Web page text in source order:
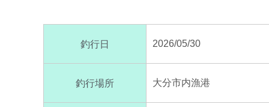
釣行日 2026/05/30
釣行場所 大分市内漁港